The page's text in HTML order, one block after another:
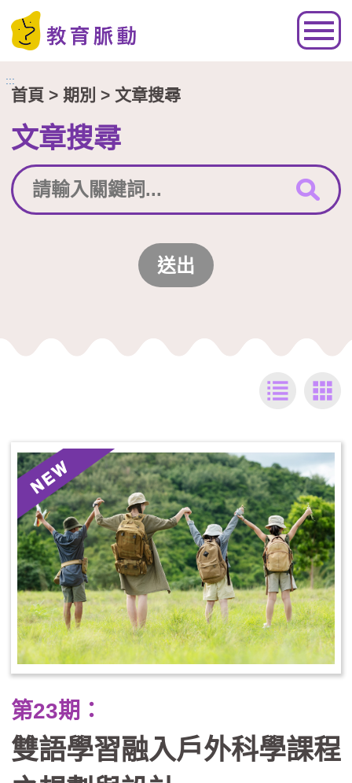
跳到主要內容區塊
:::
首頁 > 期別 > 文章搜尋
文章搜尋
送出
第23期：
雙語學習融入戶外科學課程